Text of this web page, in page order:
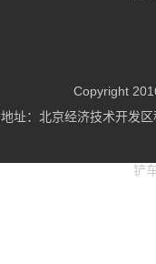
Copyright
地址：北京经济技术开发
铲